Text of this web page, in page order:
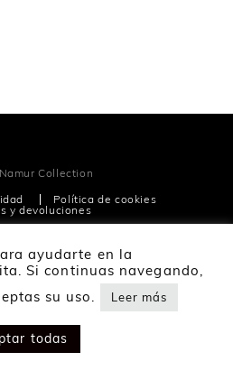
Collection
Política de cookies
y devoluciones
ayudarte en la
Si continuas navegando,
su uso.
Leer más
todas